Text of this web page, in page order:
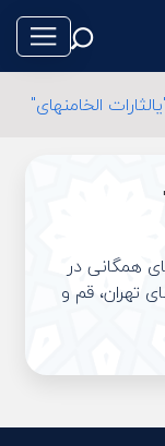
الخامنهای"
همگانی در
تهران، قم و